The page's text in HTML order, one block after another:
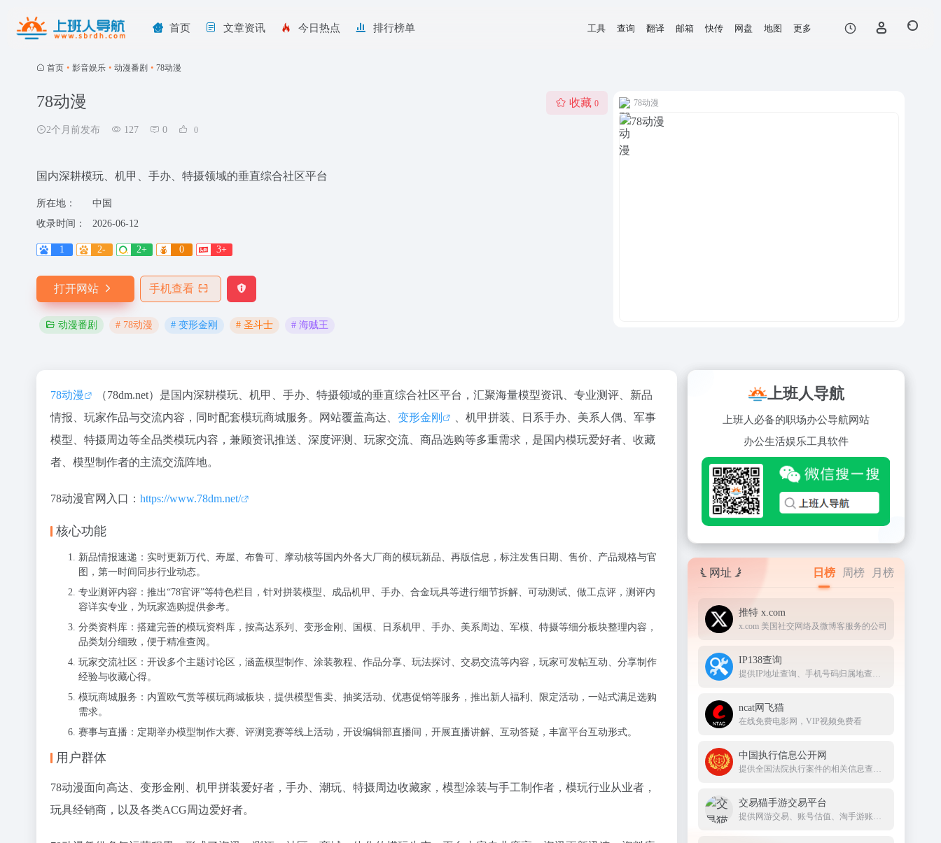
首页 文章资讯 今日热点 排行榜单 工具 查询 翻译 邮箱 快传 网盘 地图 更多
首页 • 影音娱乐 • 动漫番剧 • 78动漫
78动漫
2个月前发布 127 0 0
收藏 0
国内深耕模玩、机甲、手办、特摄领域的垂直综合社区平台
所在地：
中国
收录时间：
2026-06-12
1 2- 2+ 0 3+
打开网站 手机查看
动漫番剧 # 78动漫 # 变形金刚 # 圣斗士 # 海贼王
78动漫
78动漫
（78dm.net）是国内深耕模玩、机甲、手办、特摄领域的垂直综合社区平台，汇聚海量模型资讯、专业测评、新品
情报、玩家作品与交流内容，同时配套模玩商城服务。网站覆盖高达、 变形金刚
、机甲拼装、日系手办、美系人偶、军事
模型、特摄周边等全品类模玩内容，兼顾资讯推送、深度评测、玩家交流、商品选购等多重需求，是国内模玩爱好者、收藏
者、模型制作者的主流交流阵地。
78动漫官网入口： https://www.78dm.net/
核心功能
新品情报速递：实时更新万代、寿屋、布鲁可、摩动核等国内外各大厂商的模玩新品、再版信息，标注发售日期、售价、产品规格与官
图，第一时间同步行业动态。
专业测评内容：推出“78官评”等特色栏目，针对拼装模型、成品机甲、手办、合金玩具等进行细节拆解、可动测试、做工点评，测评内
容详实专业，为玩家选购提供参考。
分类资料库：搭建完善的模玩资料库，按高达系列、变形金刚、国模、日系机甲、手办、美系周边、军模、特摄等细分板块整理内容，
品类划分细致，便于精准查阅。
玩家交流社区：开设多个主题讨论区，涵盖模型制作、涂装教程、作品分享、玩法探讨、交易交流等内容，玩家可发帖互动、分享制作
经验与收藏心得。
模玩商城服务：内置欧气赏等模玩商城板块，提供模型售卖、抽奖活动、优惠促销等服务，推出新人福利、限定活动，一站式满足选购
需求。
赛事与直播：定期举办模型制作大赛、评测竞赛等线上活动，开设编辑部直播间，开展直播讲解、互动答疑，丰富平台互动形式。
用户群体
78动漫面向高达、变形金刚、机甲拼装爱好者，手办、潮玩、特摄周边收藏家，模型涂装与手工制作者，模玩行业从业者，
玩具经销商，以及各类ACG周边爱好者。
上班人导航
上班人必备的职场办公导航网站
办公生活娱乐工具软件
网址 日榜 周榜 月榜
推特 x.com
x.com 美国社交网络及微博客服务的公司
IP138查询
提供IP地址查询、手机号码归属地查询、邮政编码查询及身份证号码验证等服务
ncat网飞猫
在线免费电影网，VIP视频免费看
中国执行信息公开网
提供全国法院执行案件的相关信息查询服务
交易猫手游交易平台
提供网游交易、账号估值、淘手游账号、装备道具交易、买号卖号、游戏代练、苹果代充值、游戏充值、首充号等服务，手游交易就上交易猫官网